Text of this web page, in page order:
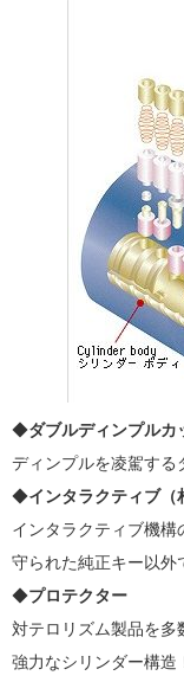
◆ダブルディンプルカ
ディンプルを凌駕する
◆インタラクティブ（
インタラクティブ機
守られた純正キー以外
◆プロテクター
対テロリズム製品を多
強力なシリンダー構造